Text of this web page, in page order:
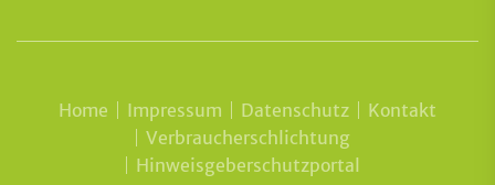
Home Impressum Datenschutz
Kontakt
Verbraucherschlichtung
Hinweisgeberschutzportal